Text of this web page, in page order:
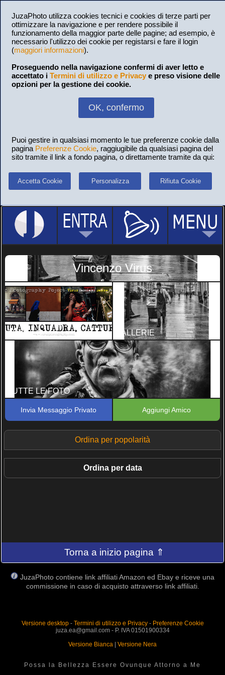
JuzaPhoto utilizza cookies tecnici e cookies di terze parti per
ottimizzare la navigazione e per rendere possibile il
funzionamento della maggior parte delle pagine; ad esempio, è
necessario l'utilizzo dei cookie per registarsi e fare il login
(maggiori informazioni).
Proseguendo nella navigazione confermi di aver letto e
accettato i Termini di utilizzo e Privacy e preso visione delle
opzioni per la gestione dei cookie.
OK, confermo
Puoi gestire in qualsiasi momento le tue preferenze cookie dalla
pagina Preferenze Cookie, raggiugibile da qualsiasi pagina del
sito tramite il link a fondo pagina, o direttamente tramite da qui:
Accetta Cookie Personalizza Rifiuta Cookie
Vincenzo Virus
PROFILO GALLERIE
TUTTE LE FOTO
Invia Messaggio Privato Aggiungi Amico
Ordina per popolarità
Ordina per data
Torna a inizio pagina ⇑
JuzaPhoto contiene link affiliati Amazon ed Ebay e riceve una
commissione in caso di acquisto attraverso link affiliati.
Versione desktop- Termini di utilizzo e Privacy- Preferenze Cookie
juza.ea@gmail.com - P. IVA 01501900334
Versione Bianca
Versione Nera
Possa la Bellezza Essere Ovunque Attorno a Me